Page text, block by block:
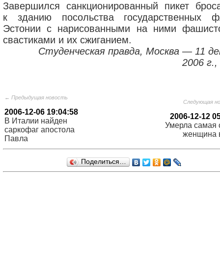
Завершился санкционированный пикет
к зданию посольства государственных
Эстонии с нарисованными на ними
свастиками и их сжиганием.
Студенческая правда, Москва — 11
2006
← Предыдущая новость
2006-12-06 19:04:58
В Италии найден
саркофаг апостола
Павла
Следующая
2006-12-12
Умерла самая
женщина
Поделиться…